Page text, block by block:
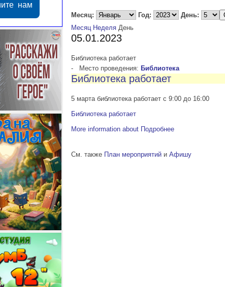
Напишите нам
Месяц: Год:
День:
Месяц Неделя День
05.01.2023
Библиотека работает
-
Место проведения: Библиотека
Библиотека работает
5 марта библиотека работает с 9:00 до 16:00
Библиотека работает
More information about Подробнее
См. также План мероприятий и Афишу